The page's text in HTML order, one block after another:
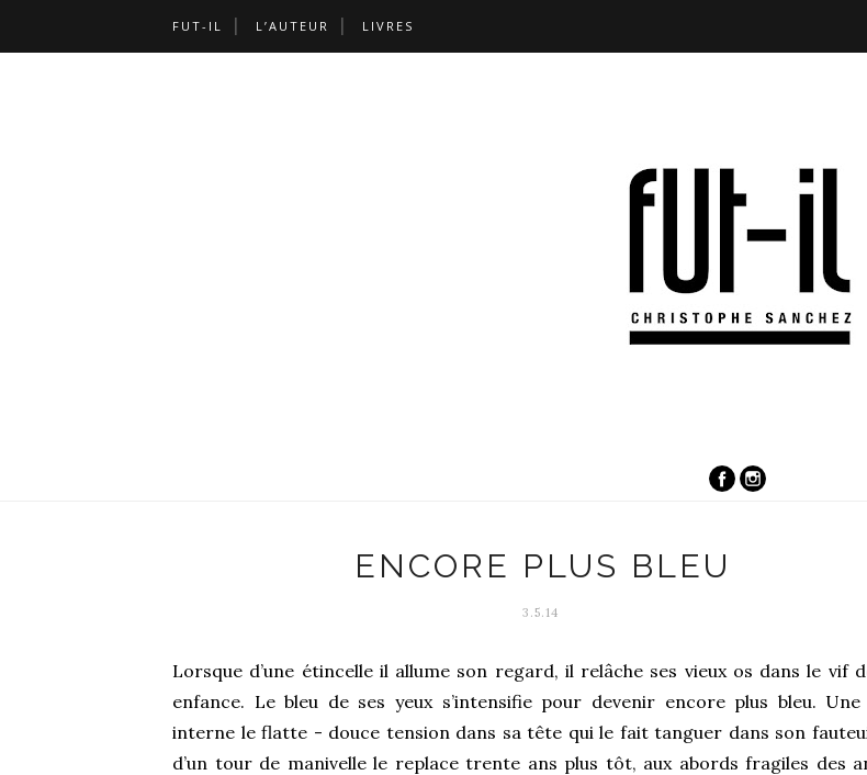
FUT-IL L’AUTEUR LIVRES
ENCORE PLUS BLEU
3.5.14
Lorsque d’une étincelle il allume son regard, il relâche ses vieux os dans le vif
enfance. Le bleu de ses yeux s’intensifie pour devenir encore plus bleu.
interne le flatte - douce tension dans sa tête qui le fait tanguer dans son
d’un tour de manivelle le replace trente ans plus tôt, aux abords fragiles des